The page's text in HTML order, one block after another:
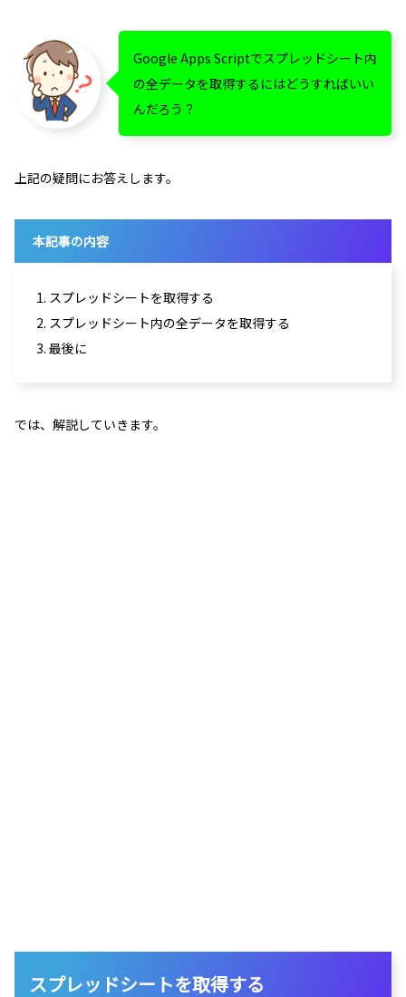
Google Apps Scriptでスプレッドシート内
の全データを取得するにはどうすればいい
んだろう？
上記の疑問にお答えします。
本記事の内容
1. スプレッドシートを取得する
2. スプレッドシート内の全データを取得する
3. 最後に
では、解説していきます。
スプレッドシートを取得する